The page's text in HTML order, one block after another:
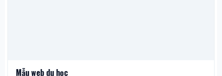
Mẫu web du học